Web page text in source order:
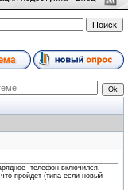
телефон включился.
пройдет (типа если новый